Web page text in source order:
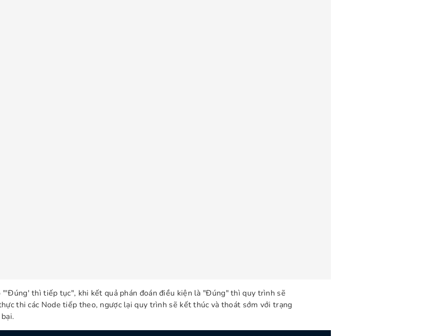
"'Đúng' thì tiếp tục", khi kết quả phán đoán điều kiện là "Đúng" thì quy trình sẽ
thi các Node tiếp theo, ngược lại quy trình sẽ kết thúc và thoát sớm với trạng